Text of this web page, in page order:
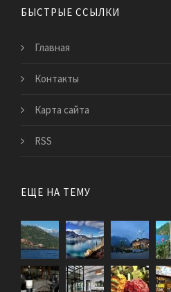
БЫСТРЫЕ ССЫЛКИ
Главная
Контакты
Карта сайта
RSS
ЕЩЕ НА ТЕМУ